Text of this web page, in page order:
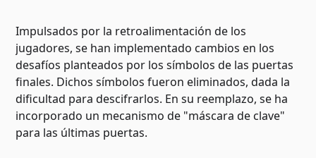
Impulsados por la retroalimentación de los
jugadores, se han implementado cambios en los
desafíos planteados por los símbolos de las puertas
finales. Dichos símbolos fueron eliminados, dada la
dificultad para descifrarlos. En su reemplazo, se ha
incorporado un mecanismo de "máscara de clave"
para las últimas puertas.